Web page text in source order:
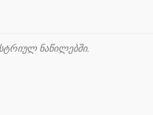
ნაწილებში.